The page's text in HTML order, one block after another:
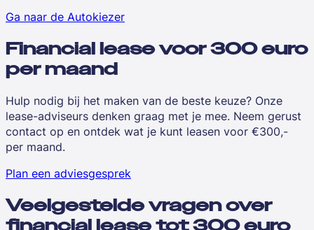
Ga naar de Autokiezer
Financial lease voor 300 euro
per maand
Hulp nodig bij het maken van de beste keuze? Onze
lease-adviseurs denken graag met je mee. Neem gerust
contact op en ontdek wat je kunt leasen voor €300,-
per maand.
Plan een adviesgesprek
Veelgestelde vragen over
financial lease tot 300 euro